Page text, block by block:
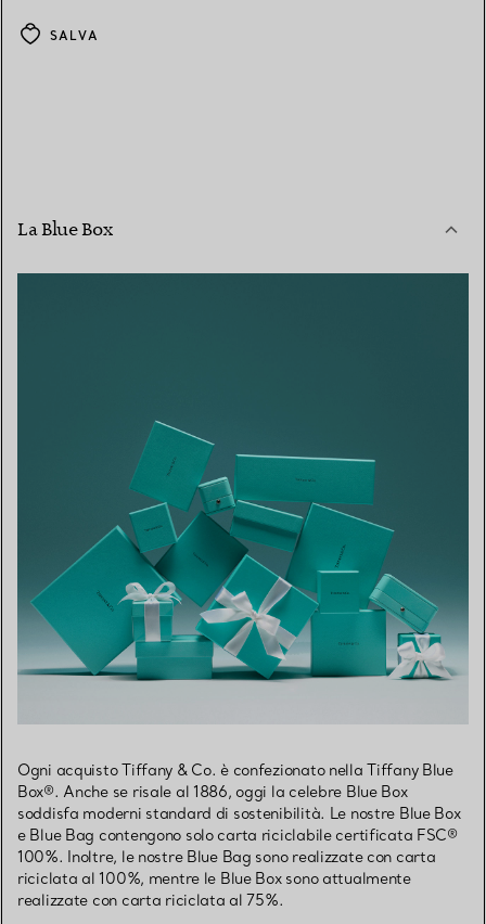
SALVA
La Blue Box
Ogni acquisto Tiffany & Co. è confezionato nella Tiffany Blue
Box®. Anche se risale al 1886, oggi la celebre Blue Box
soddisfa moderni standard di sostenibilità. Le nostre Blue Box
e Blue Bag contengono solo carta riciclabile certificata FSC®
100%. Inoltre, le nostre Blue Bag sono realizzate con carta
riciclata al 100%, mentre le Blue Box sono attualmente
realizzate con carta riciclata al 75%.